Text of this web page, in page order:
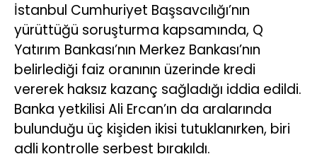
İstanbul Cumhuriyet Başsavcılığı’nın
yürüttüğü soruşturma kapsamında, Q
Yatırım Bankası’nın Merkez Bankası’nın
belirlediği faiz oranının üzerinde kredi
vererek haksız kazanç sağladığı iddia edildi.
Banka yetkilisi Ali Ercan’ın da aralarında
bulunduğu üç kişiden ikisi tutuklanırken, biri
adli kontrolle serbest bırakıldı.